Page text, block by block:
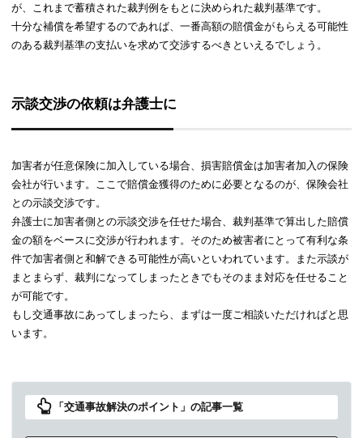
が、これまで蓄積された裁判例をもとに決められた裁判基準です。
十分な補償を希望するのであれば、一番高額の賠償金がもらえる可能性
のある裁判基準の支払いを求めて交渉するべきといえるでしょう。
示談交渉の依頼は弁護士に
加害者が任意保険に加入している場合、損害賠償金は加害者加入の保険
会社が行います。ここで賠償金獲得のために必要となるのが、保険会社
との示談交渉です。
弁護士に加害者側との示談交渉を任せた場合、裁判基準で算出した賠償
金の額をベースに交渉が行われます。そのため被害者にとって有利な条
件で加害者側と和解できる可能性が高いといわれています。また示談が
まとまらず、裁判になってしまったときでもそのまま対応を任せること
が可能です。
もし交通事故にあってしまったら、まずは一度ご相談いただければと思
います。
「交通事故解決のポイント」の記事一覧